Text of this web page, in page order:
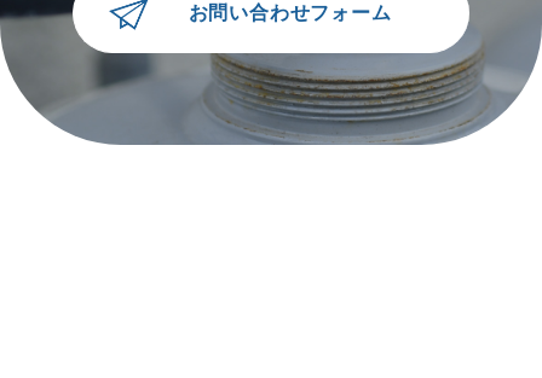
お問い合わせフォーム